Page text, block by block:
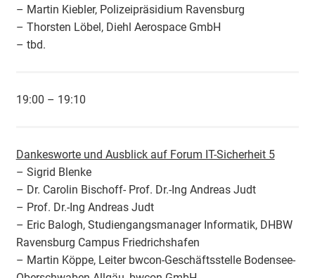
– Martin Kiebler, Polizeipräsidium Ravensburg
– Thorsten Löbel, Diehl Aerospace GmbH
– tbd.
19:00 – 19:10
Dankesworte und Ausblick auf Forum IT-Sicherheit 5
– Sigrid Blenke
– Dr. Carolin Bischoff- Prof. Dr.-Ing Andreas Judt
– Prof. Dr.-Ing Andreas Judt
– Eric Balogh, Studiengangsmanager Informatik, DHBW
Ravensburg Campus Friedrichshafen
– Martin Köppe, Leiter bwcon-Geschäftsstelle Bodensee-